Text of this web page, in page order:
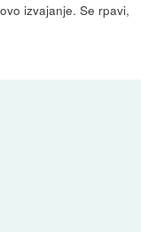
izvajanje. Se rpavi,